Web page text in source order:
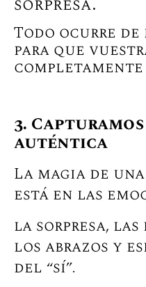
Todo ocurre
para que
3.
auténtica
La magia de
está en las
la sorpresa, las
los abrazos y
del “sí”.